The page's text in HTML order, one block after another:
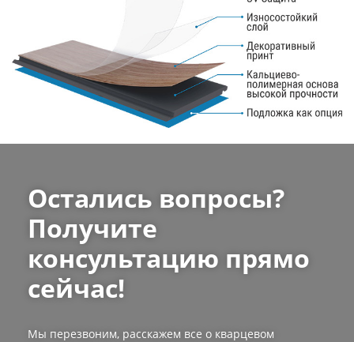
Остались вопросы?
Получите
консультацию прямо
сейчас!
Мы перезвоним, расскажем все о кварцевом